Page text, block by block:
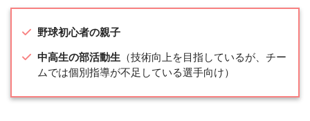
野球初心者の親子
中高生の部活動生 （技術向上を目指しているが、チー
ムでは個別指導が不足している選手向け）